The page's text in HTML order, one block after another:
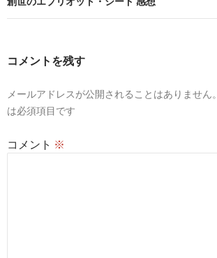
ョ
コメントを残す
メールアドレスが公開されることはありません。
は必須項目です
コメント ※